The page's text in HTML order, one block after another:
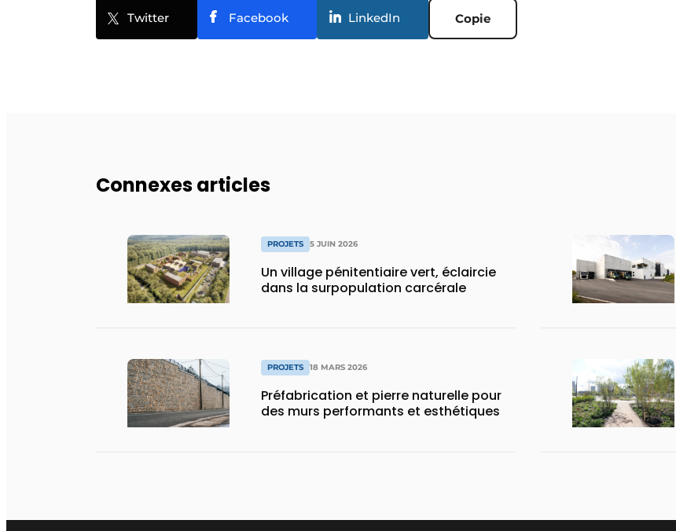
Twitter Facebook LinkedIn Copie
Connexes articles
PROJETS 5 JUIN 2026
Un village pénitentiaire vert, éclaircie
dans la surpopulation carcérale
PROJETS 18 MARS 2026
Préfabrication et pierre naturelle pour
des murs performants et esthétiques